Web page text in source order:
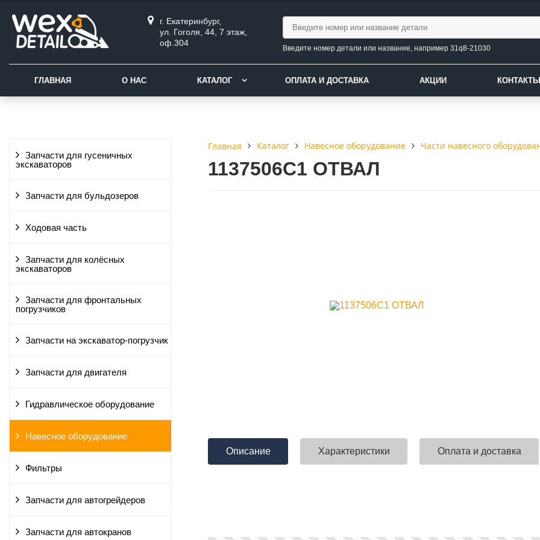
г. Екатеринбург,
ул. Гоголя, 44, 7 этаж,
оф.304
Введите номер детали или название, например 31q8-21030
ГЛАВНАЯ О НАС КАТАЛОГ ОПЛАТА И ДОСТАВКА АКЦИИ КОНТАКТЫ
Запчасти для гусеничных
экскаваторов
Запчасти для бульдозеров
Ходовая часть
Запчасти для колёсных
экскаваторов
Запчасти для фронтальных
погрузчиков
Запчасти на экскаватор-погрузчик
Запчасти для двигателя
Гидравлическое оборудование
Навесное оборудование
Фильтры
Запчасти для автогрейдеров
Запчасти для автокранов
Главная Каталог Навесное оборудование Части навесного
1137506C1 ОТВАЛ
Описание Характеристики Оплата и доставка